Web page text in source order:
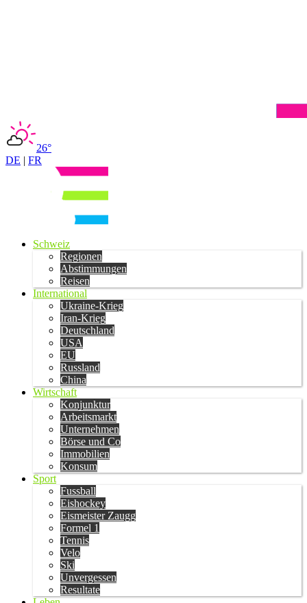
26°
DE | FR
Schweiz
Regionen
Abstimmungen
Reisen
International
Ukraine-Krieg
Iran-Krieg
Deutschland
USA
EU
Russland
China
Wirtschaft
Konjunktur
Arbeitsmarkt
Unternehmen
Börse und Co
Immobilien
Konsum
Sport
Fussball
Eishockey
Eismeister Zaugg
Formel 1
Tennis
Velo
Ski
Unvergessen
Resultate